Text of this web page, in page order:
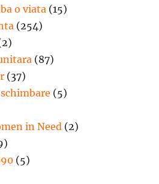
o viata (15)
(254)
(87)
(37)
(5)
in Need (2)
(5)